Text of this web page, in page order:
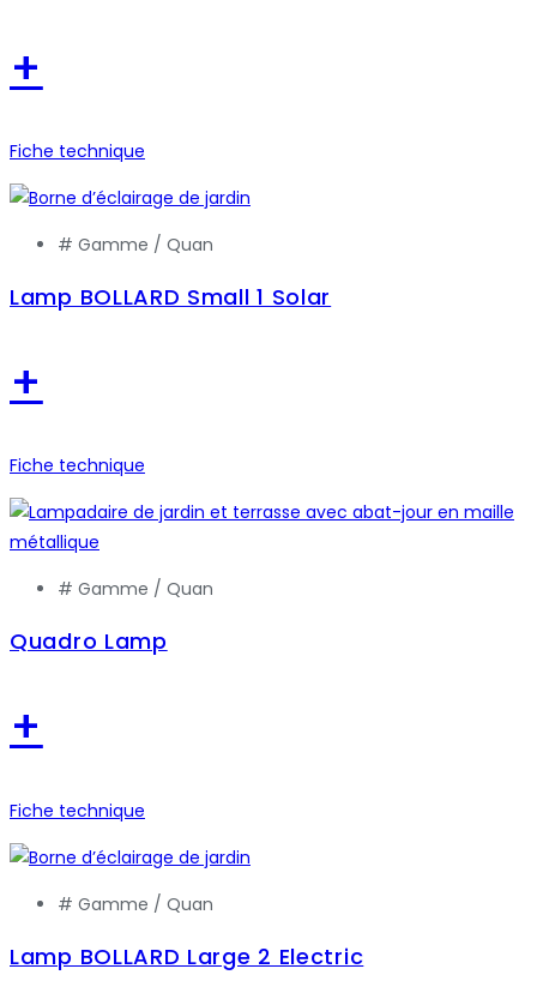
+
Fiche technique
# Gamme / Quan
Lamp BOLLARD Small 1 Solar
+
Fiche technique
# Gamme / Quan
Quadro Lamp
+
Fiche technique
# Gamme / Quan
Lamp BOLLARD Large 2 Electric